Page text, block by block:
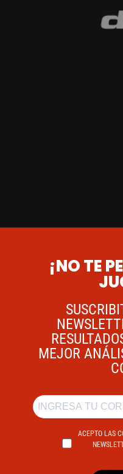
¡NO TE
MEJOR
ACEPTO LAS